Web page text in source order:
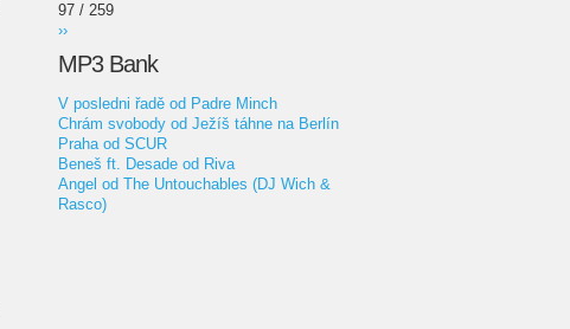
97 / 259
››
MP3 Bank
V posledni řadě od Padre Minch
Chrám svobody od Ježíš táhne na Berlín
Praha od SCUR
Beneš ft. Desade od Riva
Angel od The Untouchables (DJ Wich &
Rasco)